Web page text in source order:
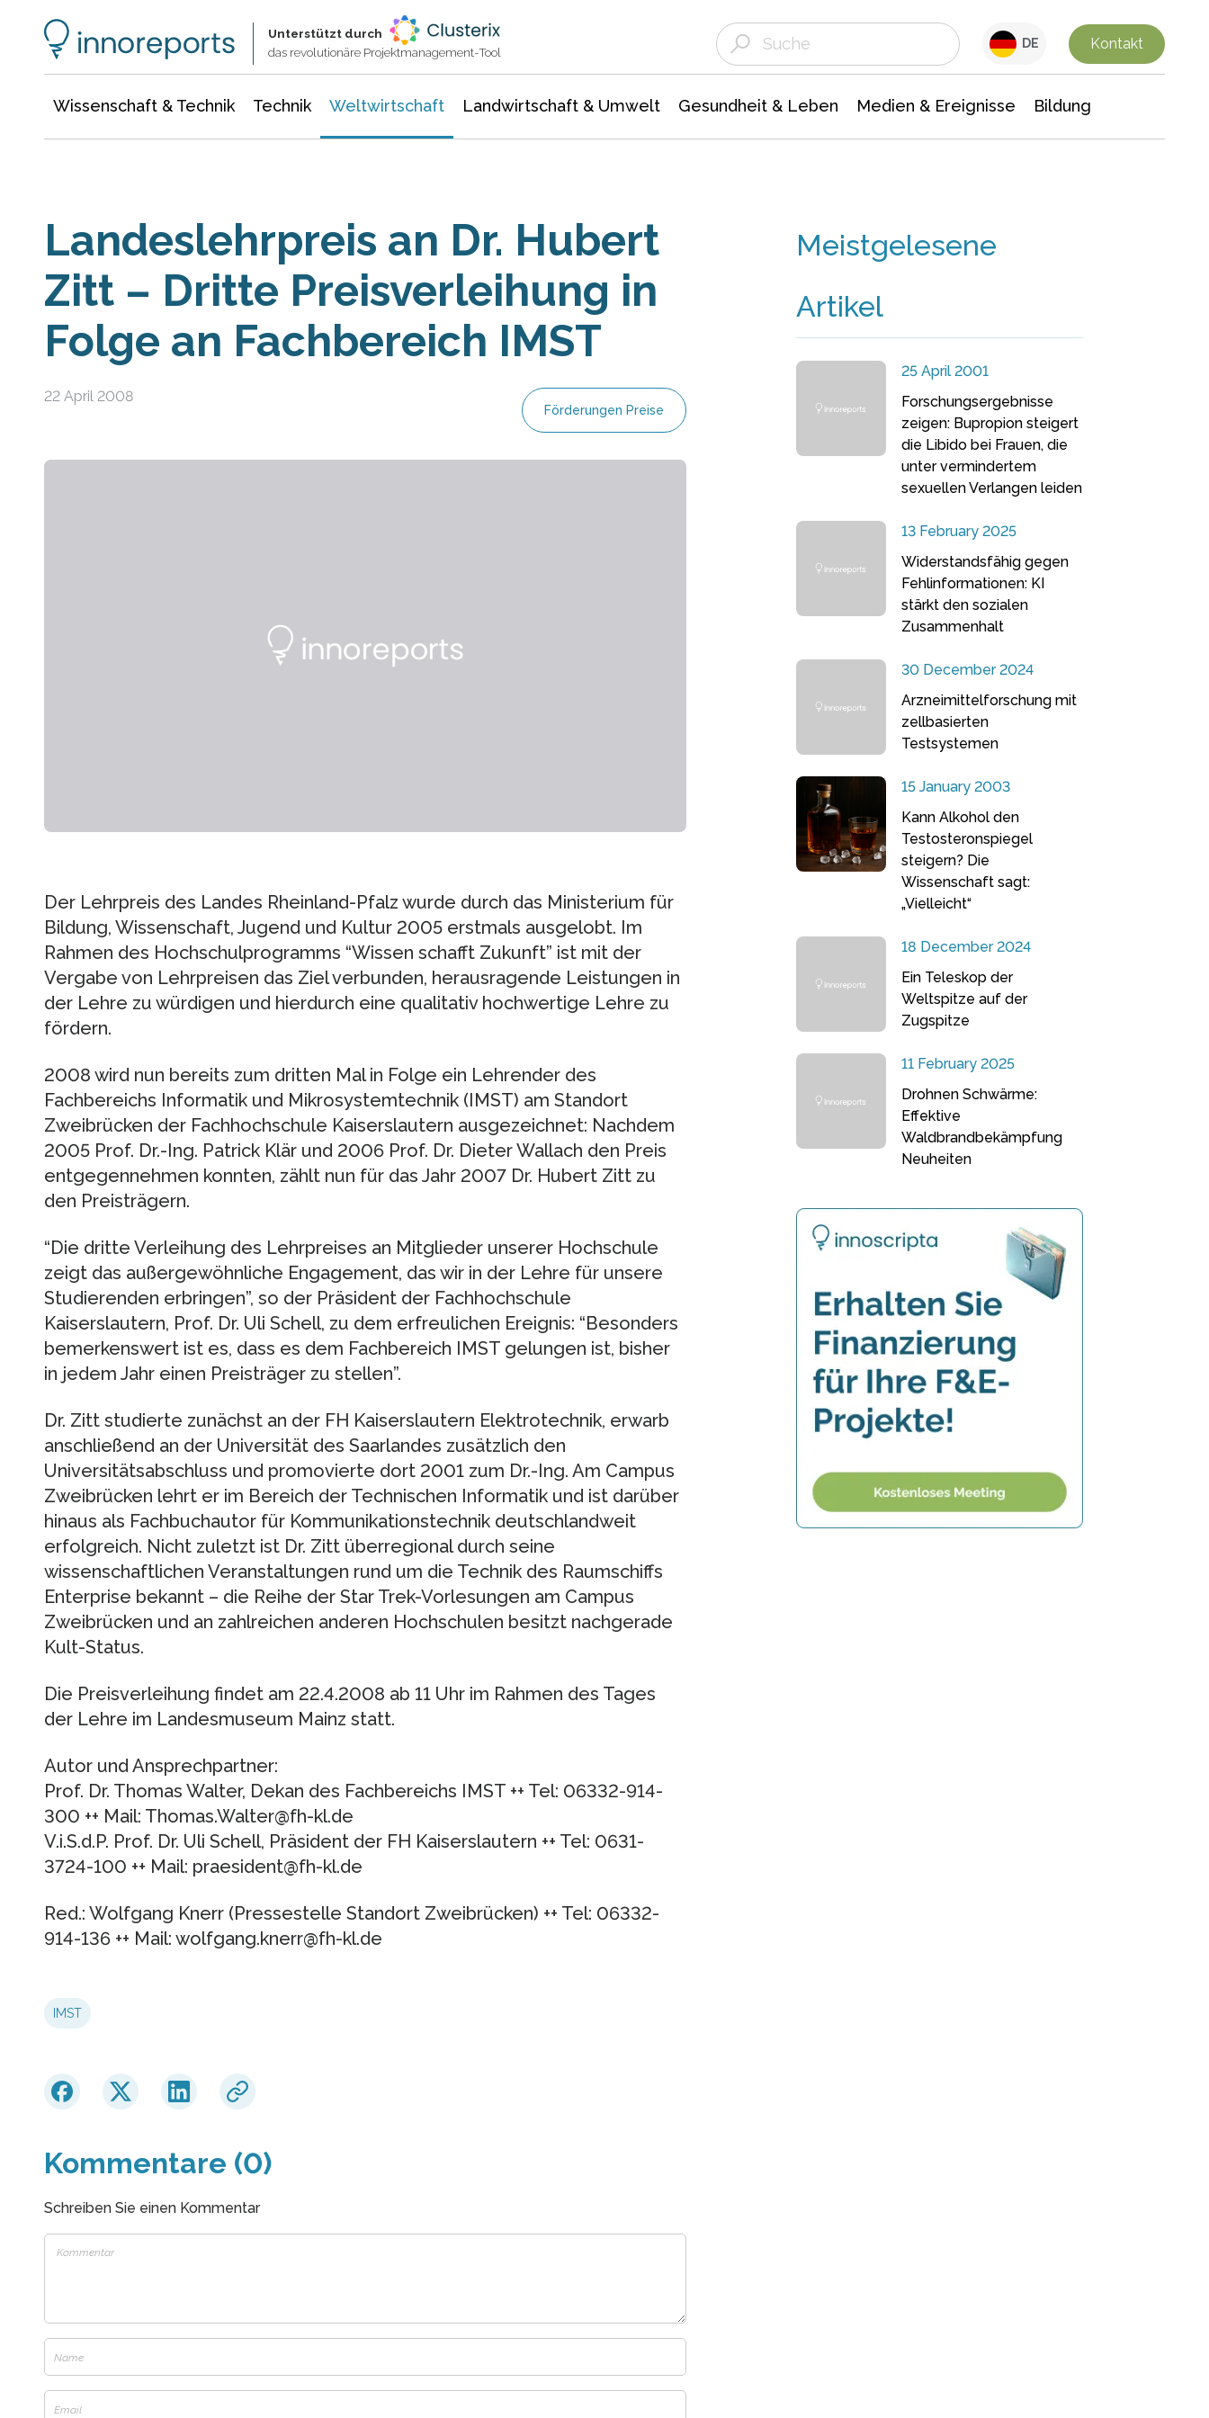
Unterstützt durch
das revolutionäre Projektmanagement-Tool
DE Kontakt
Wissenschaft & Technik Technik Weltwirtschaft Landwirtschaft & Umwelt Gesundheit & Leben Medien & Ereignisse Bildung
Landeslehrpreis an Dr. Hubert
Zitt – Dritte Preisverleihung in
Folge an Fachbereich IMST
22 April 2008
Förderungen Preise
Der Lehrpreis des Landes Rheinland-Pfalz wurde durch das Ministerium für
Bildung, Wissenschaft, Jugend und Kultur 2005 erstmals ausgelobt. Im
Rahmen des Hochschulprogramms “Wissen schafft Zukunft” ist mit der
Vergabe von Lehrpreisen das Ziel verbunden, herausragende Leistungen in
der Lehre zu würdigen und hierdurch eine qualitativ hochwertige Lehre zu
fördern.
2008 wird nun bereits zum dritten Mal in Folge ein Lehrender des
Fachbereichs Informatik und Mikrosystemtechnik (IMST) am Standort
Zweibrücken der Fachhochschule Kaiserslautern ausgezeichnet: Nachdem
2005 Prof. Dr.-Ing. Patrick Klär und 2006 Prof. Dr. Dieter Wallach den Preis
entgegennehmen konnten, zählt nun für das Jahr 2007 Dr. Hubert Zitt zu
den Preisträgern.
“Die dritte Verleihung des Lehrpreises an Mitglieder unserer Hochschule
zeigt das außergewöhnliche Engagement, das wir in der Lehre für unsere
Studierenden erbringen”, so der Präsident der Fachhochschule
Kaiserslautern, Prof. Dr. Uli Schell, zu dem erfreulichen Ereignis: “Besonders
bemerkenswert ist es, dass es dem Fachbereich IMST gelungen ist, bisher
in jedem Jahr einen Preisträger zu stellen”.
Dr. Zitt studierte zunächst an der FH Kaiserslautern Elektrotechnik, erwarb
anschließend an der Universität des Saarlandes zusätzlich den
Universitätsabschluss und promovierte dort 2001 zum Dr.-Ing. Am Campus
Zweibrücken lehrt er im Bereich der Technischen Informatik und ist darüber
hinaus als Fachbuchautor für Kommunikationstechnik deutschlandweit
erfolgreich. Nicht zuletzt ist Dr. Zitt überregional durch seine
wissenschaftlichen Veranstaltungen rund um die Technik des Raumschiffs
Enterprise bekannt – die Reihe der Star Trek-Vorlesungen am Campus
Zweibrücken und an zahlreichen anderen Hochschulen besitzt nachgerade
Kult-Status.
Die Preisverleihung findet am 22.4.2008 ab 11 Uhr im Rahmen des Tages
der Lehre im Landesmuseum Mainz statt.
Autor und Ansprechpartner:
Prof. Dr. Thomas Walter, Dekan des Fachbereichs IMST ++ Tel: 06332-914-
300 ++ Mail: Thomas.Walter@fh-kl.de
V.i.S.d.P. Prof. Dr. Uli Schell, Präsident der FH Kaiserslautern ++ Tel: 0631-
3724-100 ++ Mail: praesident@fh-kl.de
Red.: Wolfgang Knerr (Pressestelle Standort Zweibrücken) ++ Tel: 06332-
914-136 ++ Mail: wolfgang.knerr@fh-kl.de
IMST
Kommentare (0)
Schreiben Sie einen Kommentar
Meistgelesene
Artikel
25 April 2001
Forschungsergebnisse
zeigen: Bupropion steigert
die Libido bei Frauen, die
unter vermindertem
sexuellen Verlangen leiden
13 February 2025
Widerstandsfähig gegen
Fehlinformationen: KI
stärkt den sozialen
Zusammenhalt
30 December 2024
Arzneimittelforschung mit
zellbasierten
Testsystemen
15 January 2003
Kann Alkohol den
Testosteronspiegel
steigern? Die
Wissenschaft sagt:
„Vielleicht“
18 December 2024
Ein Teleskop der
Weltspitze auf der
Zugspitze
11 February 2025
Drohnen Schwärme:
Effektive
Waldbrandbekämpfung
Neuheiten